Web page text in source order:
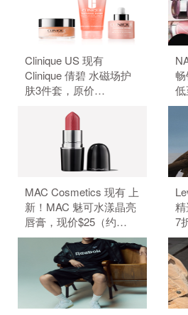
Clinique US 现有
Clinique 倩碧 水磁场护
肤3件套，原价
$91.00（约615.66
元）。 无需使用优惠
化
MAC Cosmetics 现有 上
新！MAC 魅可水漾晶亮
唇膏，现价$25（约
169.14元）。 无需使用
优惠码。
7